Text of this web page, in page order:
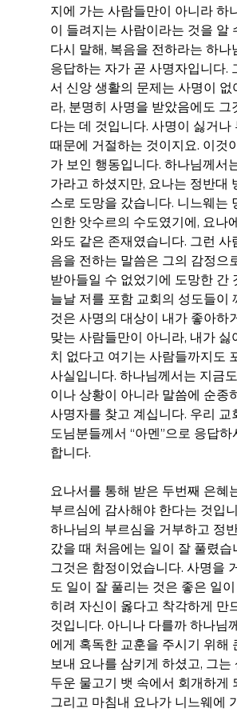
지에 가는 사람들만이 아니라 하
이 들려지는 사람이라는 것을 알
다시 말해, 복음을 전하라는 하나
응답하는 자가 곧 사명자입니다.
서 신앙 생활의 문제는 사명이 없
라, 분명히 사명을 받았음에도 그
다는 데 것입니다. 사명이 싫거나
때문에 거절하는 것이지요. 이것
가 보인 행동입니다. 하나님께서
가라고 하셨지만, 요나는 정반대
스로 도망을 갔습니다. 니느웨는
인한 앗수르의 수도였기에, 요나
와도 같은 존재였습니다. 그런 사
음을 전하는 말씀은 그의 감정으
받아들일 수 없었기에 도망한 간
늘날 저를 포함 교회의 성도들이
것은 사명의 대상이 내가 좋아하
맞는 사람들만이 아니라, 내가 싫
치 없다고 여기는 사람들까지도
사실입니다. 하나님께서는 지금
이나 상황이 아니라 말씀에 순종
사명자를 찾고 계십니다. 우리 교
도님분들께서 “아멘”으로 응답
합니다.
요나서를 통해 받은 두번째 은혜
부르심에 감사해야 한다는 것입
하나님의 부르심을 거부하고 정
갔을 때 처음에는 일이 잘 풀렸습
그것은 함정이었습니다. 사명을
도 일이 잘 풀리는 것은 좋은 일
히려 자신이 옳다고 착각하게 만
것입니다. 아니나 다를까 하나님
에게 혹독한 교훈을 주시기 위해
보내 요나를 삼키게 하셨고, 그는
두운 물고기 뱃 속에서 회개하게
그리고 마침내 요나가 니느웨에